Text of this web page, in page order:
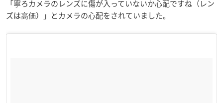
「寧ろカメラのレンズに傷が入っていないか心配ですね（レン
ズは高価）」とカメラの心配をされていました。